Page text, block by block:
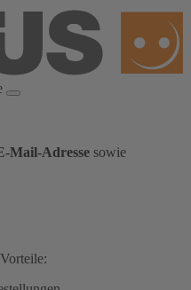
Mail-Adresse sowie